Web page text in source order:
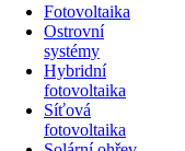
Fotovoltaika
Ostrovní
systémy
Hybridní
fotovoltaika
Síťová
fotovoltaika